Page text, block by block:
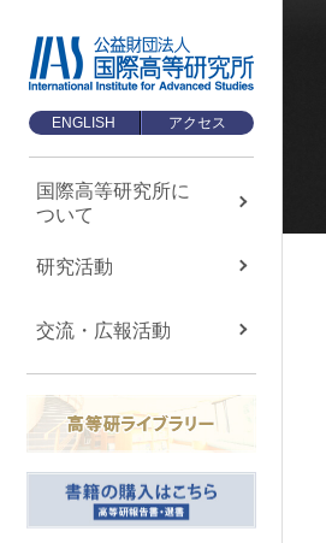
ENGLISH アクセス
国際高等研究所に
ついて
研究活動
交流・広報活動
国際高等研究所に
ついて
TOP
基本理念・ミッション
設立経緯・歩み
組織・運営について